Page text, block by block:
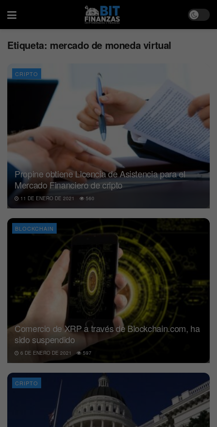
Etiqueta: mercado de moneda virtual
CRIPTO
Propine obtiene Licencia de Asistencia para el
Mercado Financiero de cripto
11 DE ENERO DE 2021 560
BLOCKCHAIN
Comercio de XRP a través de Blockchain.com, ha
sido suspendido
6 DE ENERO DE 2021 597
CRIPTO